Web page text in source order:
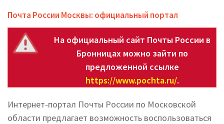
Почта России Москвы: официальный портал
На официальный сайт Почты России в
Бронницах можно зайти по
предложенной ссылке
https://www.pochta.ru/.
Интернет-портал Почты России по Московской
области предлагает возможность воспользоваться